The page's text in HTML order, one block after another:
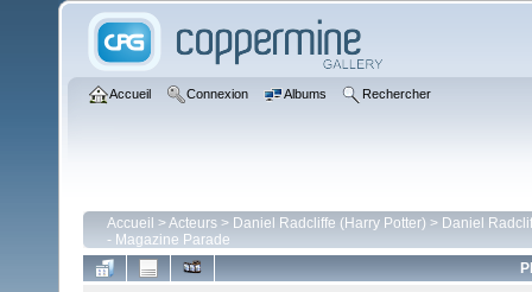
Accueil Connexion Albums Rechercher
Accueil >Acteurs > Daniel Radcliffe (Harry Potter) > Daniel
- Magazine Parade